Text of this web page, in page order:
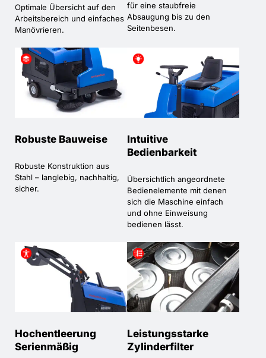
Optimale Übersicht auf den
Arbeitsbereich und einfaches
Manövrieren.
für eine staubfreie
Absaugung bis zu den
Seitenbesen.
Robuste Bauweise
Robuste Konstruktion aus
Stahl – langlebig, nachhaltig,
sicher.
Intuitive
Bedienbarkeit
Übersichtlich angeordnete
Bedienelemente mit denen
sich die Maschine einfach
und ohne Einweisung
bedienen lässt.
Hochentleerung
Serienmäßig
Leistungsstarke
Zylinderfilter